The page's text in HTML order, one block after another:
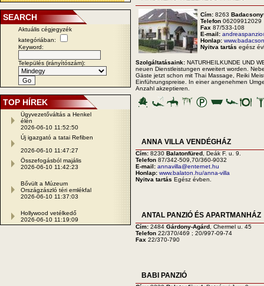
SEARCH
Aktuális cégjegyzék
kategóriában:
Keyword:
Település (irányítószám):
TOP HÍREK
Ügyvezetőváltás a Henkel
élén
2026-06-10 11:52:50
Új igazgató a tatai Refiben
2026-06-10 11:47:27
Összefogásból majális
2026-06-10 11:42:23
Bővült a Múzeum
Országzászló téri emlékfal
2026-06-10 11:37:03
Hollywood vetélkedő
2026-06-10 11:19:09
Cím: 8263
Telefon 06209912029
Fax 87/533-108
E-mail:
Honlap:
Nyitva tartás egész
Szolgáltatásaink: NATURHEILKUNDE UND
neuen Dienstleistungen erweitert worden.
Gäste jetzt schon mit Thai Massage, Reiki
Einführungspreise. In einer angenehmen
Anzahl akzeptieren.
ANNA VILLA VENDÉGHÁZ
Cím: 8230 Balatonfüred, Deák F. u. 9.
Telefon 87/342-509,70/360-9032
E-mail: annavilla@enternet.hu
Honlap: www.balaton.hu/anna-villa
Nyitva tartás Egész évben.
ANTAL PANZIÓ ÉS APARTMANHÁZ
Cím: 2484 Gárdony-Agárd, Chermel u. 45
Telefon 22/370/469 ; 20/997-09-74
Fax 22/370-790
BABI PANZIÓ